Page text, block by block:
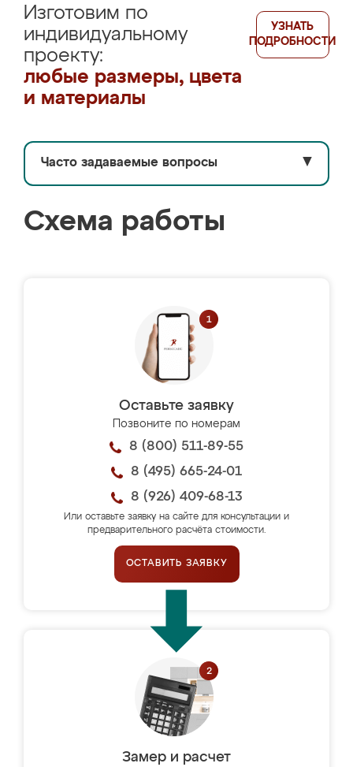
Изготовим по
индивидуальному
проекту:
любые размеры, цвета
и материалы
УЗНАТЬ
ПОДРОБНОСТИ
Часто задаваемые вопросы ▼
Схема работы
Оставьте заявку
Позвоните по номерам
8 (800) 511-89-55
8 (495) 665-24-01
8 (926) 409-68-13
Или оставьте заявку на сайте для консультации и
предварительного расчёта стоимости.
ОСТАВИТЬ ЗАЯВКУ
Замер и расчет